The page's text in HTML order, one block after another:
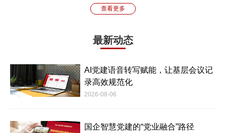
查看更多
最新动态
AI党建语音转写赋能，让基层会议记
录高效规范化
2026-08-06
国企智慧党建的“党业融合”路径